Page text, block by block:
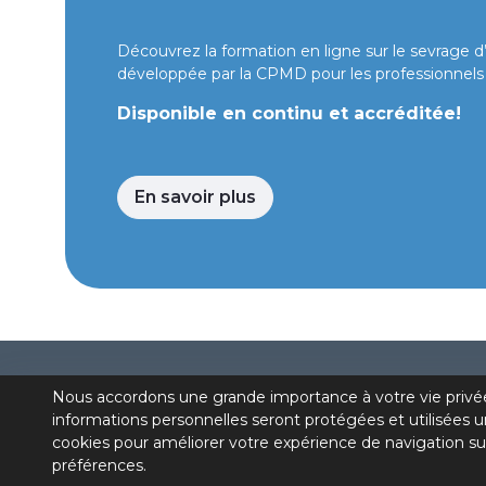
Découvrez la formation en ligne sur le sevrage
développée par la CPMD pour les
Disponible en continu et accréditée!
En savoir plus
Nous accordons une grande importance à votre vie
informations personnelles seront protégées et utilisées
cookies pour améliorer votre expérience de navigation
préférences.